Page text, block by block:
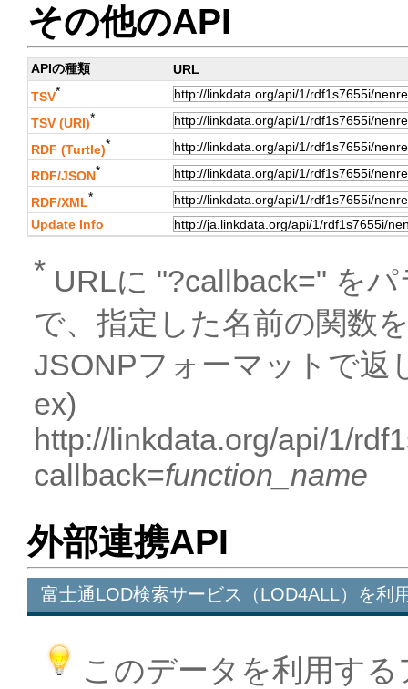
その他のAPI
APIの種類
URL
TSV*
TSV (URI)*
RDF (Turtle)*
RDF/JSON*
RDF/XML*
Update Info
* URLに "?callback=" を
で、指定した名前の関数
JSONPフォーマットで返
ex)
http://linkdata.org/api/1/
callback=function_name
外部連携API
富士通LOD検索サービス（LOD4ALL）を利
このデータを利用す